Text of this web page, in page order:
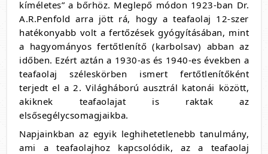
kíméletes” a bőrhöz. Meglepő módon 1923-ban Dr.
A.R.Penfold arra jött rá, hogy a teafaolaj 12-szer
hatékonyabb volt a fertőzések gyógyításában, mint
a hagyományos fertőtlenítő (karbolsav) abban az
időben. Ezért aztán a 1930-as és 1940-es években a
teafaolaj széleskörben ismert fertőtlenítőként
terjedt el a 2. Világháború ausztrál katonái között,
akiknek teafaolajat is raktak az
elsősegélycsomagjaikba.
Napjainkban az egyik leghihetetlenebb tanulmány,
ami a teafaolajhoz kapcsolódik, az a teafaolaj